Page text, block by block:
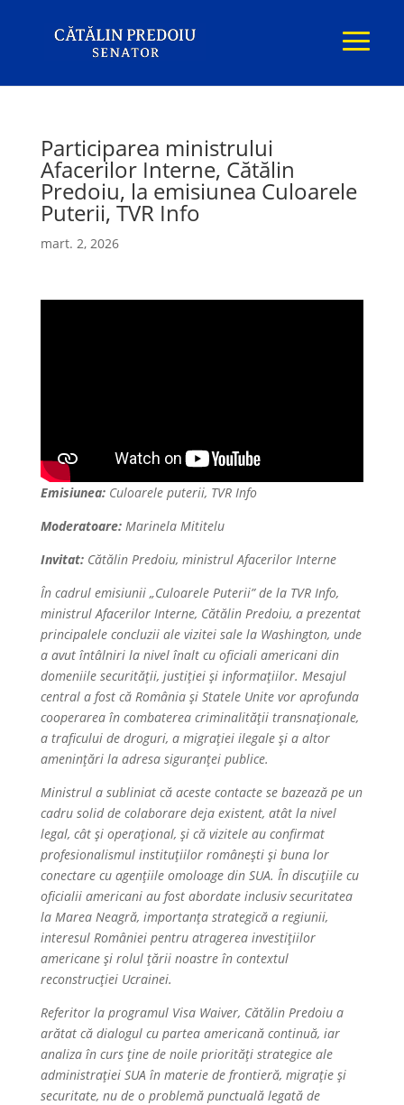
Participarea ministrului
Afacerilor Interne, Cătălin
Predoiu, la emisiunea Culoarele
Puterii, TVR Info
mart. 2, 2026
Emisiunea: Culoarele puterii, TVR Info
Moderatoare: Marinela Mititelu
Invitat: Cătălin Predoiu, ministrul Afacerilor Interne
În cadrul emisiunii „Culoarele Puterii” de la TVR Info,
ministrul Afacerilor Interne, Cătălin Predoiu, a prezentat
principalele concluzii ale vizitei sale la Washington, unde
a avut întâlniri la nivel înalt cu oficiali americani din
domeniile securității, justiției și informațiilor. Mesajul
central a fost că România și Statele Unite vor aprofunda
cooperarea în combaterea criminalității transnaționale,
a traficului de droguri, a migrației ilegale și a altor
amenințări la adresa siguranței publice.
Ministrul a subliniat că aceste contacte se bazează pe un
cadru solid de colaborare deja existent, atât la nivel
legal, cât și operațional, și că vizitele au confirmat
profesionalismul instituțiilor românești și buna lor
conectare cu agențiile omoloage din SUA. În discuțiile cu
oficialii americani au fost abordate inclusiv securitatea
la Marea Neagră, importanța strategică a regiunii,
interesul României pentru atragerea investițiilor
americane și rolul țării noastre în contextul
reconstrucției Ucrainei.
Referitor la programul Visa Waiver, Cătălin Predoiu a
arătat că dialogul cu partea americană continuă, iar
analiza în curs ține de noile priorități strategice ale
administrației SUA în materie de frontieră, migrație și
securitate, nu de o problemă punctuală legată de